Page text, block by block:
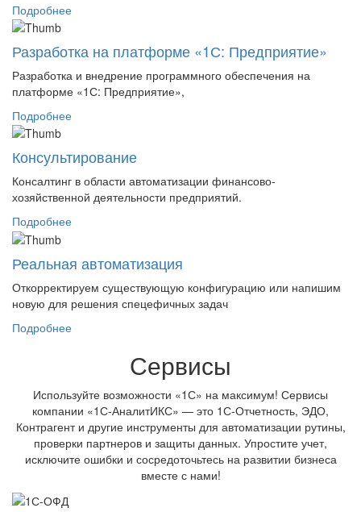
Подробнее
Разработка на платформе «1С: Предприятие»
Разработка и внедрение программного обеспечения на
платформе «1С: Предприятие»,
Подробнее
Консультирование
Консалтинг в области автоматизации финансово-
хозяйственной деятельности предприятий.
Подробнее
Реальная автоматизация
Откорректируем существующую конфигурацию или напишим
новую для решения спецефичных задач
Подробнее
Сервисы
Используйте возможности «1С» на максимум! Сервисы
компании «1С-АналитИКС» — это 1С-Отчетность, ЭДО,
Контрагент и другие инструменты для автоматизации рутины,
проверки партнеров и защиты данных. Упростите учет,
исключите ошибки и сосредоточьтесь на развитии бизнеса
вместе с нами!